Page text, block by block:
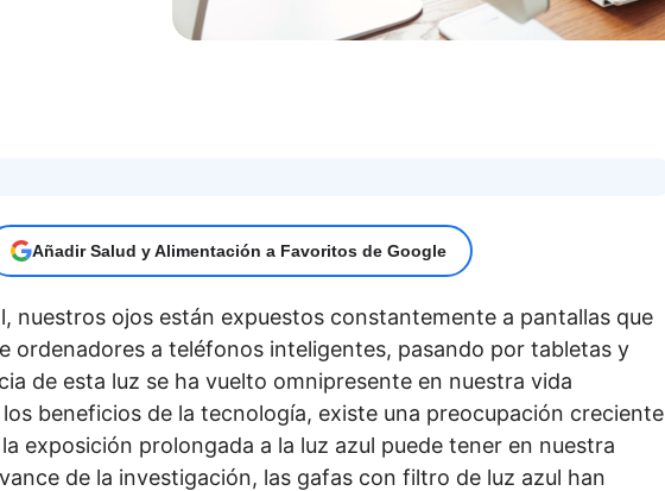
Añadir Salud y Alimentación a Favoritos de Google
nuestros ojos están expuestos constantemente a pantallas que
ordenadores a teléfonos inteligentes, pasando por tabletas y
de esta luz se ha vuelto omnipresente en nuestra vida
beneficios de la tecnología, existe una preocupación creciente
exposición prolongada a la luz azul puede tener en nuestra
de la investigación, las gafas con filtro de luz azul han